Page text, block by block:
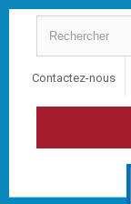
Contactez-nous